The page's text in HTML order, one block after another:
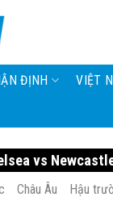
ĐỊNH VIỆT
vs
Châu Âu Hậu